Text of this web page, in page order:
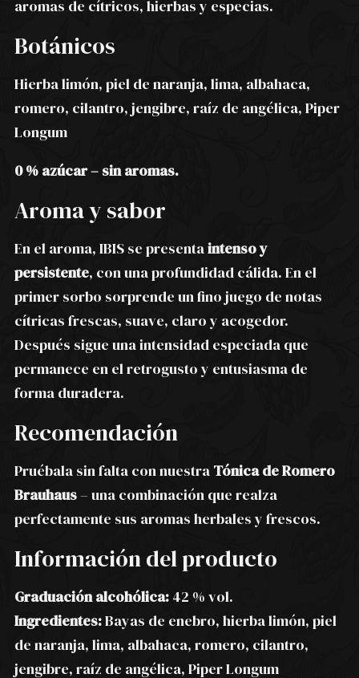
aromas de cítricos, hierbas y especias.
Botánicos
Hierba limón, piel de naranja, lima, albahaca,
romero, cilantro, jengibre, raíz de angélica, Piper
Longum
0 % azúcar – sin aromas.
Aroma y sabor
En el aroma, IBIS se presentaintenso y
persistente, con una profundidad cálida. En el
primer sorbo sorprende un fino juego de notas
cítricas frescas, suave, claro y acogedor.
Después sigue una intensidad especiada que
permanece en el retrogusto y entusiasma de
forma duradera.
Recomendación
Pruébala sin falta con nuestra Tónica de Romero
Brauhaus– una combinación que realza
perfectamente sus aromas herbales y frescos.
Información del producto
Graduación alcohólica: 42 % vol.
Ingredientes:Bayas de enebro, hierba limón, piel
de naranja, lima, albahaca, romero, cilantro,
jengibre, raíz de angélica, Piper Longum